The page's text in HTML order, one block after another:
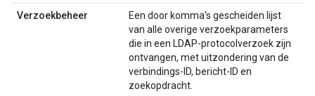
Verzoekbeheer
Een door komma's gescheiden lijst
van alle overige verzoekparameters
die in een LDAP-protocolverzoek zijn
ontvangen, met uitzondering van de
verbindings-ID, bericht-ID en
zoekopdracht.